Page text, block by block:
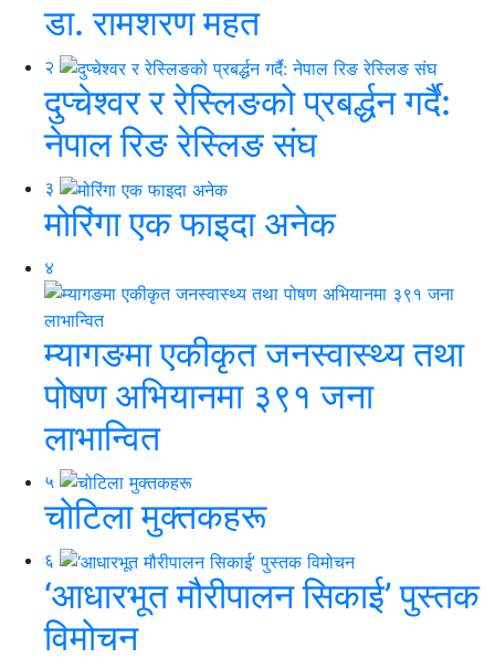
डा. रामशरण महत
२
दुप्चेश्वर र रेस्लिङको प्रबर्द्धन गर्दै:
नेपाल रिङ रेस्लिङ संघ
३
मोरिंगा एक फाइदा अनेक
४
म्यागङमा एकीकृत जनस्वास्थ्य तथा
पोषण अभियानमा ३९१ जना
लाभान्वित
५
चोटिला मुक्तकहरू
६
‘आधारभूत मौरीपालन सिकाई’ पुस्तक
विमोचन